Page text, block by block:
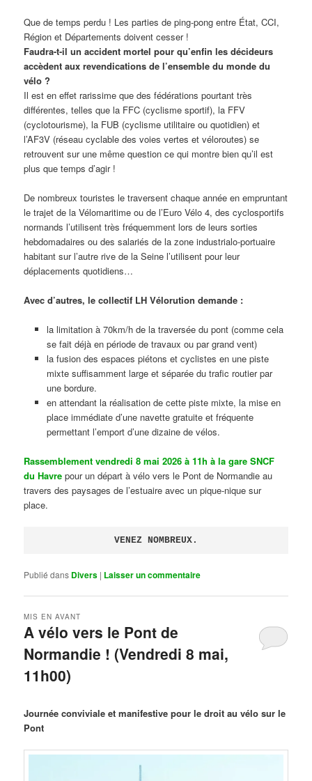
Que de temps perdu ! Les parties de ping-pong entre État, CCI,
Région et Départements doivent cesser !
Faudra-t-il un accident mortel pour qu’enfin les décideurs
accèdent aux revendications de l’ensemble du monde du
vélo ?
Il est en effet rarissime que des fédérations pourtant très
différentes, telles que la FFC (cyclisme sportif), la FFV
(cyclotourisme), la FUB (cyclisme utilitaire ou quotidien) et
l’AF3V (réseau cyclable des voies vertes et véloroutes) se
retrouvent sur une même question ce qui montre bien qu’il est
plus que temps d’agir !
De nombreux touristes le traversent chaque année en empruntant
le trajet de la Vélomaritime ou de l’Euro Vélo 4, des cyclosportifs
normands l’utilisent très fréquemment lors de leurs sorties
hebdomadaires ou des salariés de la zone industrialo-portuaire
habitant sur l’autre rive de la Seine l’utilisent pour leur
déplacements quotidiens…
Avec d’autres, le collectif LH Vélorution demande :
la limitation à 70km/h de la traversée du pont (comme cela
se fait déjà en période de travaux ou par grand vent)
la fusion des espaces piétons et cyclistes en une piste
mixte suffisamment large et séparée du trafic routier par
une bordure.
en attendant la réalisation de cette piste mixte, la mise en
place immédiate d’une navette gratuite et fréquente
permettant l’emport d’une dizaine de vélos.
Rassemblement vendredi 8 mai 2026 à 11h à la gare SNCF
du Havre pour un départ à vélo vers le Pont de Normandie au
travers des paysages de l’estuaire avec un pique-nique sur
place.
VENEZ NOMBREUX.
Publié dans Divers | Laisser un commentaire
A vélo vers le Pont de
Normandie ! (Vendredi 8 mai,
11h00)
MIS EN AVANT
Journée conviviale et manifestive pour le droit au vélo sur le
Pont